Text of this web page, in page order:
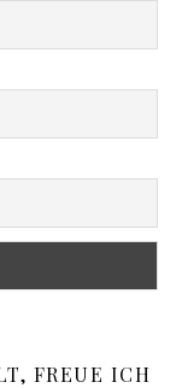
FREUE ICH